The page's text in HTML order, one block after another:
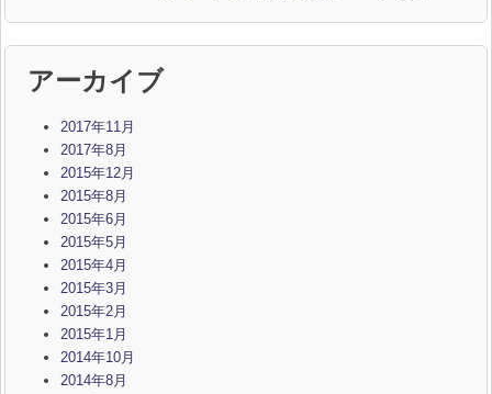
アーカイブ
2017年11月
2017年8月
2015年12月
2015年8月
2015年6月
2015年5月
2015年4月
2015年3月
2015年2月
2015年1月
2014年10月
2014年8月